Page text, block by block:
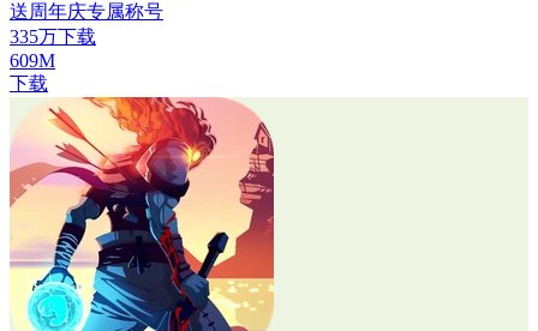
送周年庆专属称号
335万下载
609M
下载